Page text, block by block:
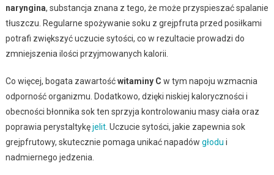
naryngina, substancja znana z tego, że może przyspieszać spalanie
tłuszczu. Regularne spożywanie soku z grejpfruta przed posiłkami
potrafi zwiększyć uczucie sytości, co w rezultacie prowadzi do
zmniejszenia ilości przyjmowanych kalorii.
Co więcej, bogata zawartośćwitaminy C w tym napoju wzmacnia
odporność organizmu. Dodatkowo, dzięki niskiej kaloryczności i
obecności błonnika sok ten sprzyja kontrolowaniu masy ciała oraz
poprawia perystaltykęjelit. Uczucie sytości, jakie zapewnia sok
grejpfrutowy, skutecznie pomaga unikać napadów głodu i
nadmiernego jedzenia.